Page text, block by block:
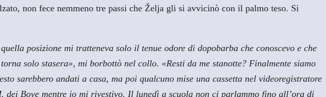
non fece nemmeno tre passi che Želja gli si avvicinò con il palmo teso. Si
posizione mi tratteneva solo il tenue odore di dopobarba che conoscevo e che
solo stasera», mi borbottò nel collo. «Resti da me stanotte? Finalmente siamo
sarebbero andati a casa, ma poi qualcuno mise una cassetta nel videoregistratore
Boye mentre io mi rivestivo. Il lunedì a scuola non ci parlammo fino all’ora di